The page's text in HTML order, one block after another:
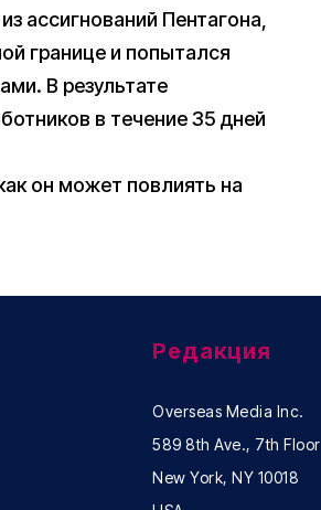
ассигнований Пентагона,
границе и попытался
В результате
в течение 35 дней
он может повлиять на
Редакция
Overseas Media Inc.
589 8th Ave., 7th Floor
New York, NY 10018